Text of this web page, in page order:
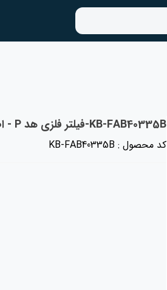
KB-FAB40335B-فیلتر فلزی هد P - اصلی-قطعات یدکی KGK ژاپن
کد محصول : KB-FAB40335B